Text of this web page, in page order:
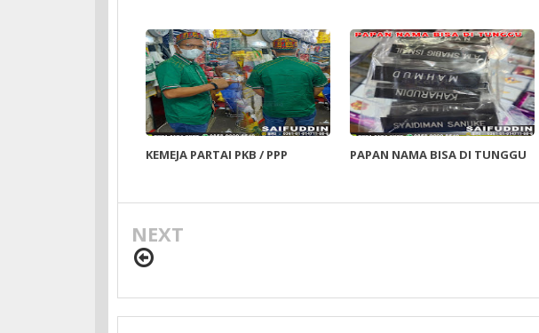
KEMEJA PARTAI PKB / PPP PAPAN NAMA BISA DI TUNGGU
NEXT